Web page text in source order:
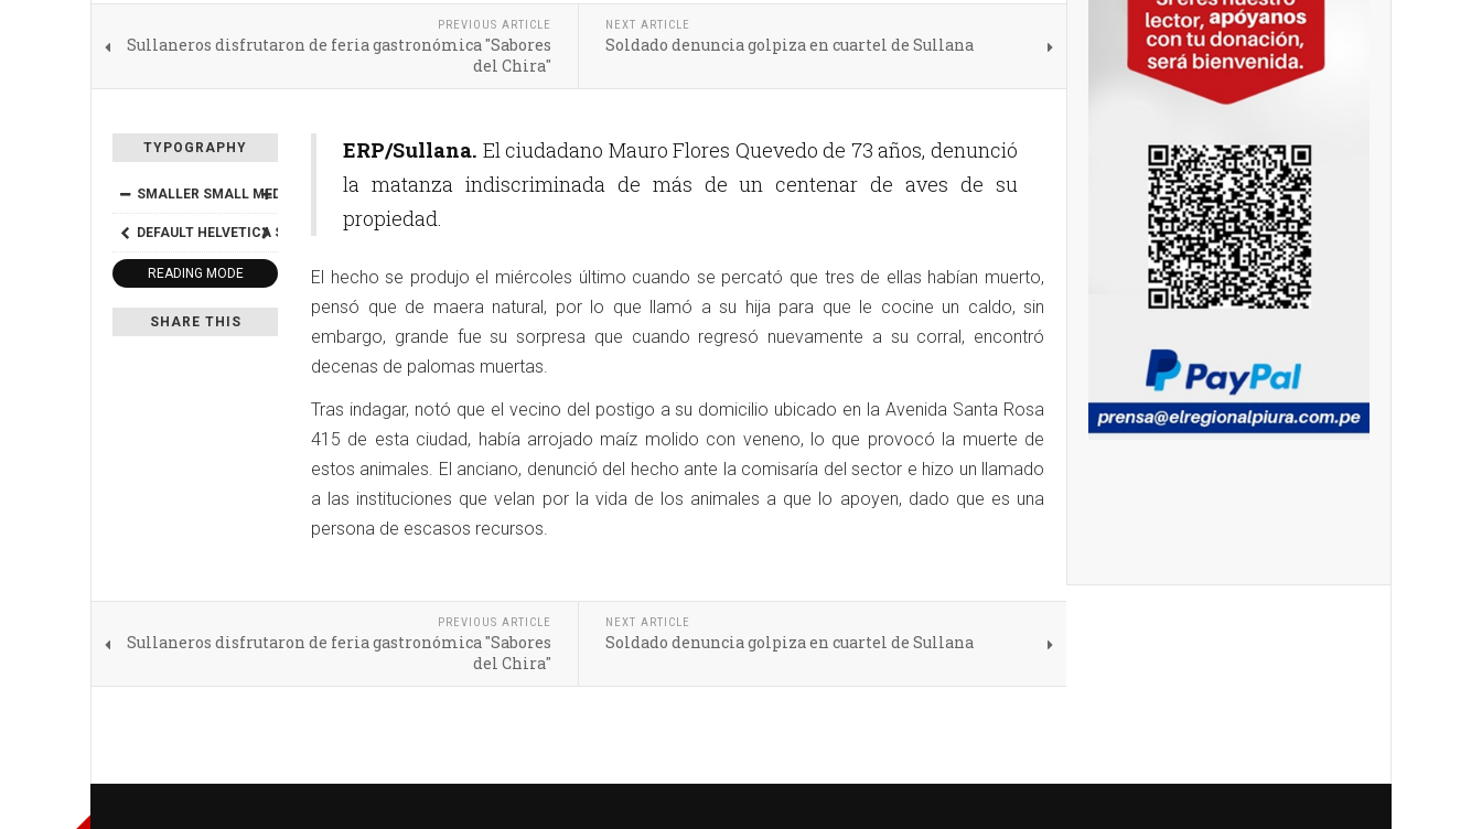
PREVIOUS ARTICLE
Sullaneros disfrutaron de feria gastronómica "Sabores
del Chira"
NEXT ARTICLE
Soldado denuncia golpiza en cuartel de Sullana
TYPOGRAPHY
SMALLER SMALL MEDIUM BIGGER
DEFAULT HELVETICA SEGOE GEORGIA
READING MODE
SHARE THIS
ERP/Sullana. El ciudadano Mauro Flores Quevedo de 73 años, denunció
la matanza indiscriminada de más de un centenar de aves de su
propiedad.
El hecho se produjo el miércoles último cuando se percató que tres de ellas habían muerto,
pensó que de maera natural, por lo que llamó a su hija para que le cocine un caldo, sin
embargo, grande fue su sorpresa que cuando regresó nuevamente a su corral, encontró
decenas de palomas muertas.
Tras indagar, notó que el vecino del postigo a su domicilio ubicado en la Avenida Santa Rosa
415 de esta ciudad, había arrojado maíz molido con veneno, lo que provocó la muerte de
estos animales. El anciano, denunció del hecho ante la comisaría del sector e hizo un llamado
a las instituciones que velan por la vida de los animales a que lo apoyen, dado que es una
persona de escasos recursos.
PREVIOUS ARTICLE
Sullaneros disfrutaron de feria gastronómica "Sabores
del Chira"
NEXT ARTICLE
Soldado denuncia golpiza en cuartel de Sullana